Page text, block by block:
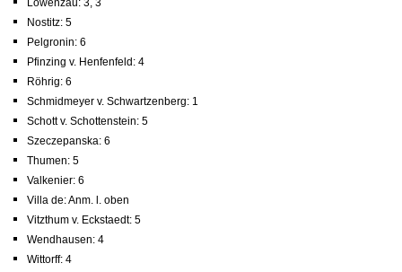
Löwenzau: 3, 3
Nostitz: 5
Pelgronin: 6
Pfinzing v. Henfenfeld: 4
Röhrig: 6
Schmidmeyer v. Schwartzenberg: 1
Schott v. Schottenstein: 5
Szeczepanska: 6
Thumen: 5
Valkenier: 6
Villa de: Anm. l. oben
Vitzthum v. Eckstaedt: 5
Wendhausen: 4
Wittorff: 4